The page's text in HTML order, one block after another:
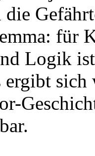
für
Logik
ergibt